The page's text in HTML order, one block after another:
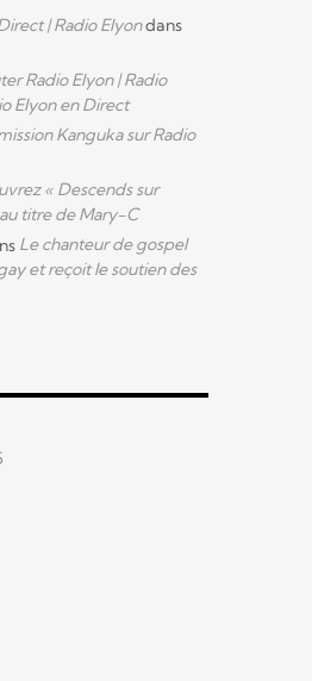
| Radio Elyondans
Radio Elyon | Radio
Elyon en Direct
Kanguka sur Radio
« Descends sur
titre de Mary-C
Le chanteur de gospel
et reçoit le soutien des